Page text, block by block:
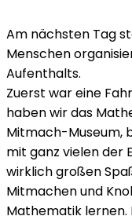
Am nächsten Tag
Menschen
Aufenthalts.
Zuerst war eine
haben wir das
Mitmach-Museum,
mit ganz vielen der
wirklich großen
Mitmachen und
Mathematik lernen.